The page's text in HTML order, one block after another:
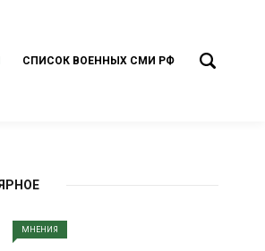
СПИСОК ВОЕННЫХ СМИ РФ
МНЕНИЯ